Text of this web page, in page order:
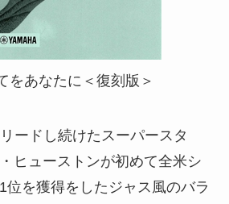
をあなたに＜復刻版＞
ードし続けたスーパースタ
ヒューストンが初めて全米シ
位を獲得をしたジャス風のバラ